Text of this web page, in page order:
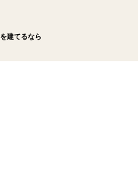
建てるなら